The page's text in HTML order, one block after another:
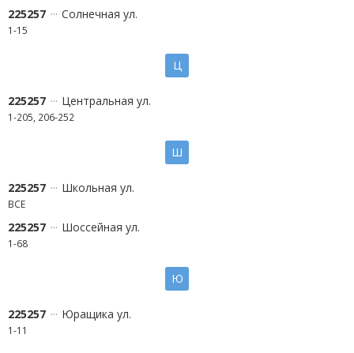
225257 Солнечная ул.
1-15
Ц
225257 Центральная ул.
1-205, 206-252
Ш
225257 Школьная ул.
ВСЕ
225257 Шоссейная ул.
1-68
Ю
225257 Юращика ул.
1-11